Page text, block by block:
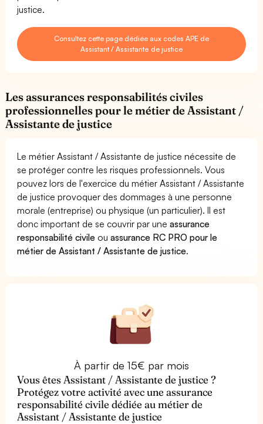
justice.
Consultez cette page dédiée aux codes APE de
Assistant / Assistante de justice
Les assurances responsabilités civiles
professionnelles pour le métier de Assistant /
Assistante de justice
Le métier Assistant / Assistante de justice nécessite de
se protéger contre les risques professionnels. Vous
pouvez lors de l'exercice du métier Assistant / Assistante
de justice provoquer des dommages à une personne
morale (entreprise) ou physique (un particulier). Il est
donc important de se couvrir par uneassurance
responsabilité civile ouassurance RC PRO pour le
métier de Assistant / Assistante de justice.
À partir de 15€ par mois
Vous êtes Assistant / Assistante de justice ?
Protégez votre activité avec une assurance
responsabilité civile dédiée au métier de
Assistant / Assistante de justice